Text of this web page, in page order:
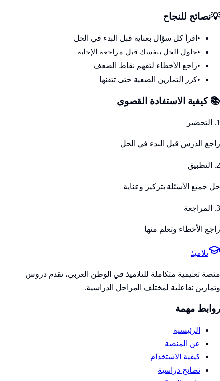
💡نصائح للنجاح
• اقرأ كل سؤال بعناية قبل البدء في الحل
•حاول الحل بنفسك قبل مراجعة الإجابة
•راجع الأخطاء لتفهم نقاط الضعف
•كرر التمارين الصعبة حتى تتقنها
📚 كيفية الاستفادة القصوى
1. التحضير
راجع الدرس قبل البدء في الحل
2. التطبيق
حل جميع الأسئلة بتركيز وعناية
3. المراجعة
راجع الأخطاء وتعلم منها
تلاميذ
منصة تعليمية متكاملة للتلاميذ في الوطن العربي، تقدم دروس
وتمارين تفاعلية لمختلف المراحل الدراسية.
روابط مهمة
الرئيسية
عن المنصة
كيفية الاستخدام
نصائح دراسية